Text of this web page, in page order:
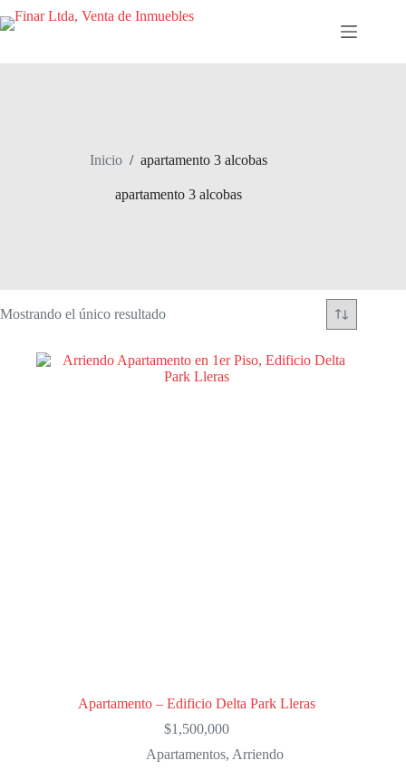
al
Inicio / apartamento 3 alcobas
apartamento 3 alcobas
Mostrando el único resultado
Apartamento – Edificio Delta Park Lleras
$1,500,000
Apartamentos, Arriendo